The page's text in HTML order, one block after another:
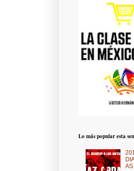
Lo más popular esta
AS